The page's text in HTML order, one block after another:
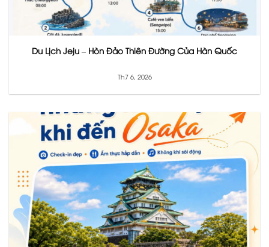
Du Lịch Jeju – Hòn Đảo Thiên Đường Của Hàn Quốc
Th7 6, 2026